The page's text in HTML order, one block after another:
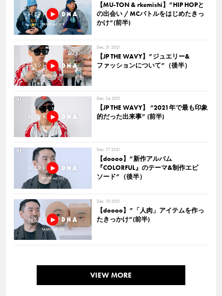
【MU-TON & rkemishi】”HIP HOPと
の出会い / MCバトルをはじめたきっ
かけ”(前半)
Dec. 31 2021
【JP THE WAVY】”ジュエリー&
ファッションについて”（後半）
Dec. 24 2021
【JP THE WAVY】 “2021年で最も印象
的だった出来事” (前半)
Dec. 17 2021
【doooo】”新作アルバム
『COLORFUL』のテーマ&制作エピ
ソード”（後半）
Dec. 10 2021
【doooo】”「人肉」アイテムを作っ
たきっかけ”(前半)
VIEW MORE